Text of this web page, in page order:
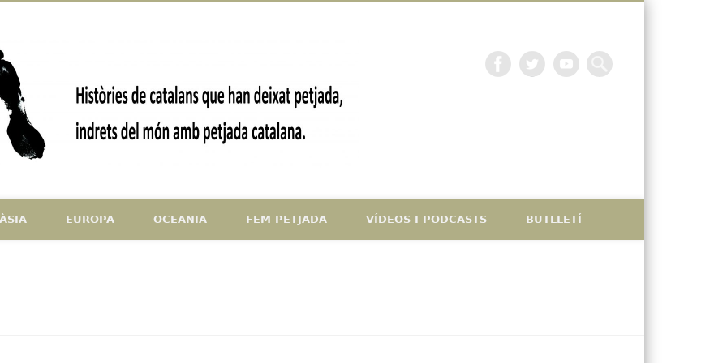
La petjada catalana
del món amb petjada catalana
ÀSIA EUROPA OCEANIA FEM PETJADA VÍDEOS I PODCASTS BUTLLETÍ